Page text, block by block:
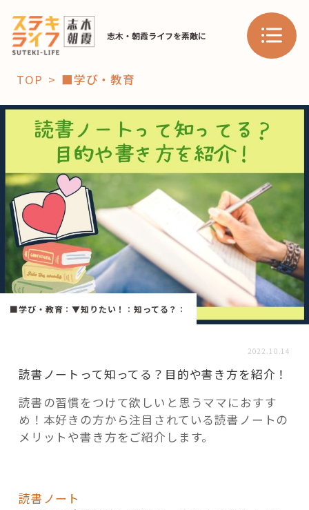
志木・朝霞ライフを素敵に
「コト」
子育て
暮らし
おすすめ
スポット 学び・教育
「場」
HAREL HAREL
活用事例
「モノ」
fleXe リノベ事例
TOP ■学び・教育
■学び・教育 ：▼知りたい！ ：知ってる？ ：
2022.10.14
読書ノートって知ってる？目的や書き方を紹介！
読書の習慣をつけて欲しいと思うママにおすす
め！本好きの方から注目されている読書ノートの
メリットや書き方をご紹介します。
読書ノート